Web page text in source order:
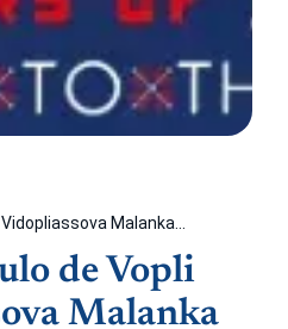
Malanka...
de Vopli
Malanka